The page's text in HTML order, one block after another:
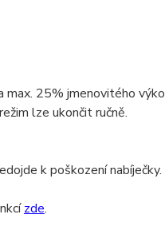
25% jmenovitého
lze ukončit ručně.
k poškození nabíječky.
zde.